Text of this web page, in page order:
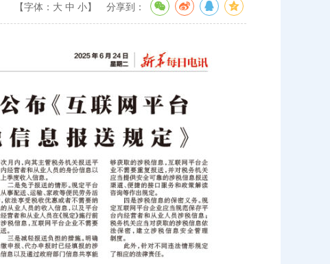
【字体： 大 中 小】 分享到：